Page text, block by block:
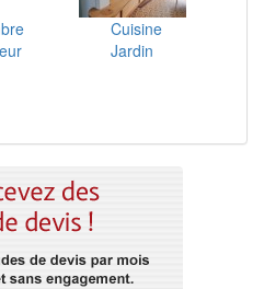
Cuisine
Jardin